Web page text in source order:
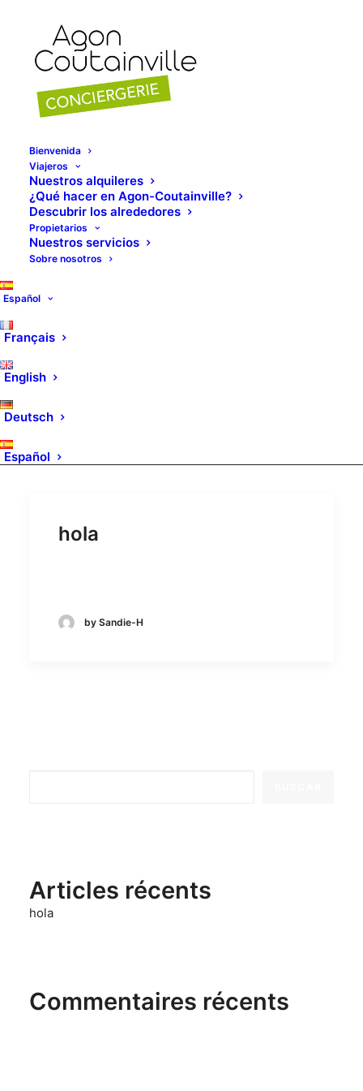
Bienvenida
Viajeros
Nuestros alquileres
¿Qué hacer en Agon-Coutainville?
Descubrir los alrededores
Propietarios
Nuestros servicios
Sobre nosotros
Español
Français
English
Deutsch
Español
hola
by Sandie-H
Articles récents
hola
Commentaires récents